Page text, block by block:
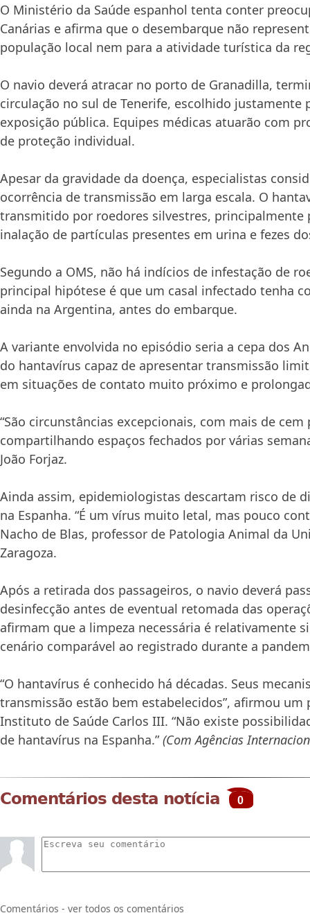
O Ministério da Saúde espanhol tenta conter
Canárias e afirma que o desembarque não
população local nem para a atividade turística da
O navio deverá atracar no porto de Granadilla,
circulação no sul de Tenerife, escolhido justamente
exposição pública. Equipes médicas atuarão com
de proteção individual.
Apesar da gravidade da doença, especialistas
ocorrência de transmissão em larga escala. O
transmitido por roedores silvestres, principalmente
inalação de partículas presentes em urina e fezes
Segundo a OMS, não há indícios de infestação de
principal hipótese é que um casal infectado tenha
ainda na Argentina, antes do embarque.
A variante envolvida no episódio seria a cepa dos
do hantavírus capaz de apresentar transmissão
em situações de contato muito próximo e
“São circunstâncias excepcionais, com mais de cem
compartilhando espaços fechados por várias
João Forjaz.
Ainda assim, epidemiologistas descartam risco de
na Espanha. “É um vírus muito letal, mas pouco
Nacho de Blas, professor de Patologia Animal da
Zaragoza.
Após a retirada dos passageiros, o navio deverá
desinfecção antes de eventual retomada das
afirmam que a limpeza necessária é relativamente
cenário comparável ao registrado durante a
“O hantavírus é conhecido há décadas. Seus
transmissão estão bem estabelecidos”, afirmou um
Instituto de Saúde Carlos III. “Não existe
de hantavírus na Espanha.” (Com Agências
Comentários desta notícia 0
Comentários - ver todos os comentários